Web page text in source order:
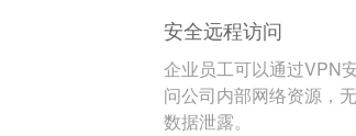
安全远程访问
企业员工可以通过VPN
问公司内部网络资源，
数据泄露。